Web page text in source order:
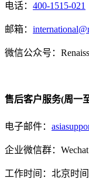
电话： 400-1515-021
邮箱：
微信公众号：
售后客户服务(周一
电子邮件：
企业微信群：
工作时间：北京时间